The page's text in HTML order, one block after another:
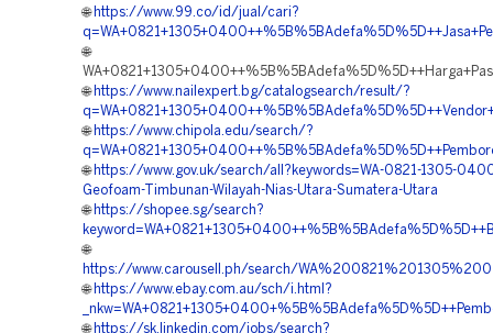
🌐 https://www.99.co/id/jual/cari?
🌐
🌐 https://www.nailexpert.bg/catalogsearch/result/?
🌐 https://www.chipola.edu/search/?
🌐 https://www.gov.uk/search/all?keywords=WA-0821-1305-
Geofoam-Timbunan-Wilayah-Nias-Utara-Sumatera-Utara
🌐 https://shopee.sg/search?
🌐
https://www.carousell.ph/search/
🌐 https://www.ebay.com.au/sch/i.html?
🌐 https://sk.linkedin.com/jobs/search?